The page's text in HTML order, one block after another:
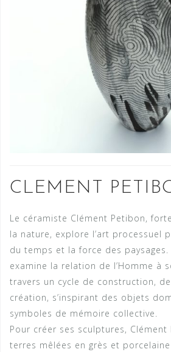
CLEMENT
Le céramiste Clément Petibon,
la nature, explore l’art processuel
du temps et la force des paysages.
examine la relation de l’Homme à
travers un cycle de construction,
création, s’inspirant des objets
symboles de mémoire collective.
Pour créer ses sculptures,
terres mêlées en grès et